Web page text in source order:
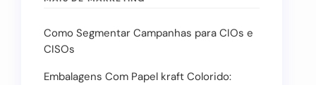
Como Segmentar Campanhas para CIOs e
CISOs
Embalagens Com Papel kraft Colorido: